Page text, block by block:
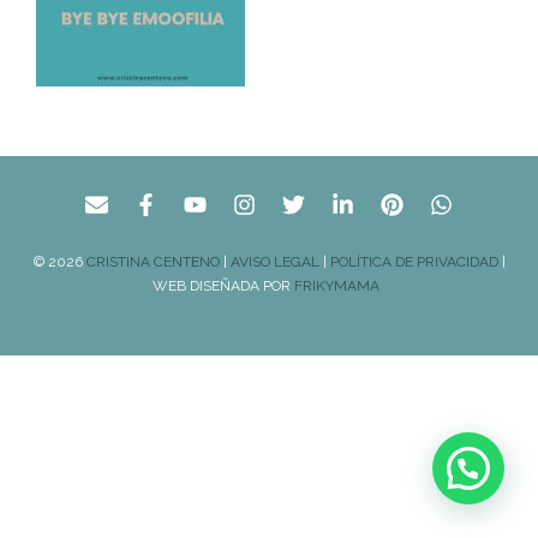
© 2026 CRISTINA CENTENO| AVISO LEGAL| POLÍTICA DE PRIVACIDAD|
WEB DISEÑADA POR FRIKYMAMA